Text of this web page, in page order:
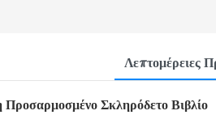
Λεπτομέρειες
Σκληρόδετο Βιβλίο